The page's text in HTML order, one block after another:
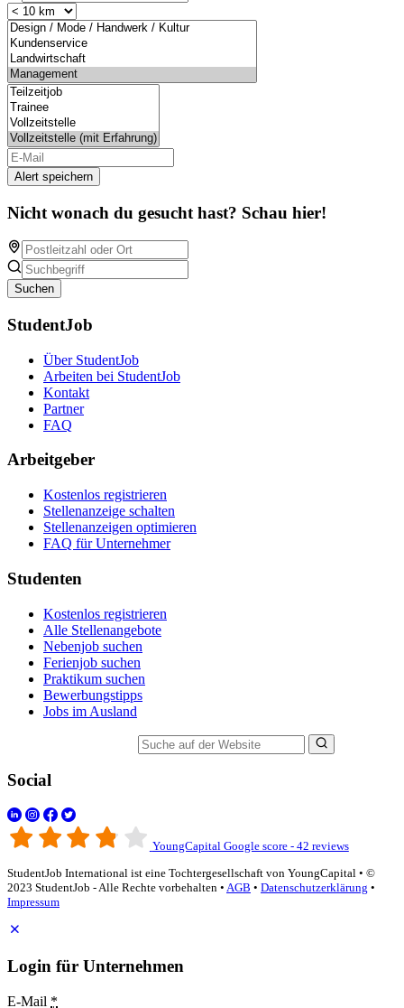
Alert speichern
Nicht wonach du gesucht hast? Schau hier!
Suchen
StudentJob
Über StudentJob
Arbeiten bei StudentJob
Kontakt
Partner
FAQ
Arbeitgeber
Kostenlos registrieren
Stellenanzeige schalten
Stellenanzeigen optimieren
FAQ für Unternehmer
Studenten
Kostenlos registrieren
Alle Stellenangebote
Nebenjob suchen
Ferienjob suchen
Praktikum suchen
Bewerbungstipps
Jobs im Ausland
Social
YoungCapital Google score - 42 reviews
StudentJob International ist eine Tochtergesellschaft von YoungCapital • ©
2023 StudentJob - Alle Rechte vorbehalten • AGB • Datenschutzerklärung •
Impressum
Login für Unternehmen
E-Mail *